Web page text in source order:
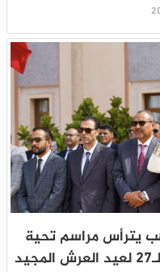
يترأس مراسم تحية